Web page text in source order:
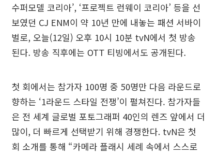
수퍼모델 코리아’, ‘프로젝트 런웨이 코리아’ 등을 선
보였던 CJ ENM이 약 10년 만에 내놓는 패션 서바이
벌로, 오늘(12일) 오후 10시 10분 tvN에서 첫 방송
된다. 방송 직후에는 OTT 티빙에서도 공개된다.
첫 회에서는 참가자 100명 중 50명만 다음 라운드로
향하는 ‘1라운드 스타일 전쟁’이 펼쳐진다. 참가자들
은 전 세계 글로벌 포토그래퍼 40인의 렌즈 앞에서 더
많이, 더 빠르게 선택받기 위해 경쟁한다. tvN은 첫
회 소개를 통해 “카메라 플래시 세례 속에서 스스로